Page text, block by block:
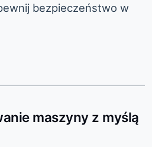
bezpieczeństwo w
maszyny z myślą